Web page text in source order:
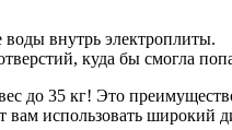
внутрь электроплиты.
куда бы смогла
до 35 кг! Это
использовать широкий